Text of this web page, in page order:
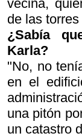
vecina,
de las
¿Sabía
Karla?
"No, no
en el
una pitón
un catastro